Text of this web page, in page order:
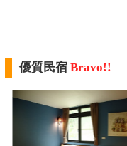
優質民宿 Bravo!!